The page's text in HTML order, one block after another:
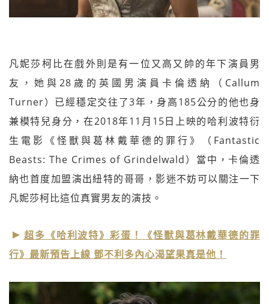
凡妮莎柯比在戲外則是有一位又高又帥的年下演員男
友，她與28歲的英國男演員卡倫透納（Callum
Turner）已經穩定交往了3年，身高185公分的他也身
兼模特兒身分，在2018年11月15日上映的哈利波特衍
生電影《怪獸與葛林戴華德的罪行》（Fantastic
Beasts: The Crimes of Grindelwald）當中，卡倫透
納也首度加盟演出紐特的哥哥，影迷不妨可以關注一下
凡妮莎柯比這位真實男友的演技。
超多《哈利波特》彩蛋！《怪獸與葛林戴華德的罪
行》最新預告上線 鄧不利多內心渴望果真是他！